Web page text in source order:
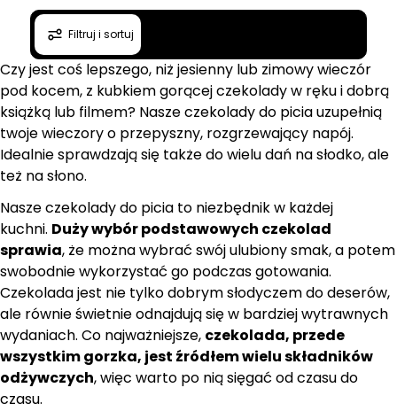
o
o
w
a
g
a
n
a
Dołącz do grupy
Promyczków
Przepisy, inspiracje i
słoneczne okazje!
Promyczku, tu
Zajrzyj do aktualnych
promocji.
Filtruj i sortuj
Czy jest coś lepszego, niż jesienny lub zimowy wieczór
pod kocem, z kubkiem gorącej czekolady w ręku i dobrą
książką lub filmem? Nasze czekolady do picia uzupełnią
twoje wieczory o przepyszny, rozgrzewający napój.
Idealnie sprawdzają się także do wielu dań na słodko, ale
też na słono.
Nasze czekolady do picia to niezbędnik w każdej
kuchni. Duży wybór podstawowych czekolad
sprawia, że można wybrać swój ulubiony smak, a potem
swobodnie wykorzystać go podczas gotowania.
Czekolada jest nie tylko dobrym słodyczem do deserów,
ale równie świetnie odnajdują się w bardziej wytrawnych
wydaniach. Co najważniejsze, czekolada, przede
wszystkim gorzka, jest źródłem wielu składników
odżywczych, więc warto po nią sięgać od czasu do
czasu.